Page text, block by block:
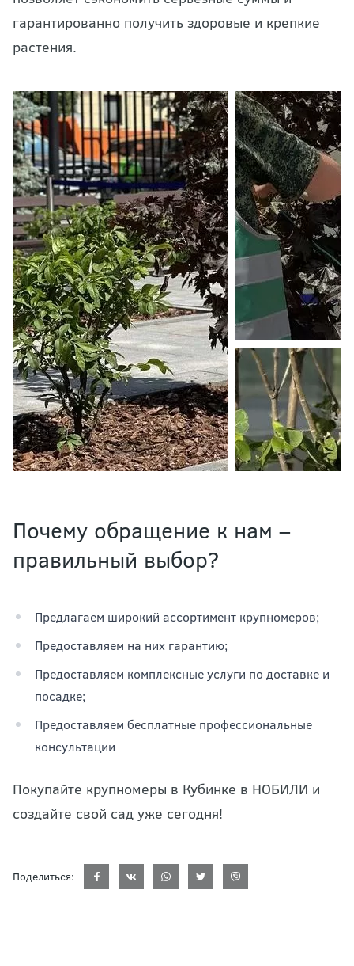
гарантированно получить здоровые и крепкие
растения.
Почему обращение к нам –
правильный выбор?
Предлагаем широкий ассортимент крупномеров;
Предоставляем на них гарантию;
Предоставляем комплексные услуги по доставке и
посадке;
Предоставляем бесплатные профессиональные
консультации
Покупайте крупномеры в Кубинке в НОБИЛИ и
создайте свой сад уже сегодня!
Поделиться: